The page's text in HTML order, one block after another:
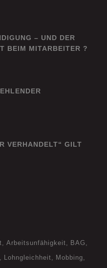
– UND DER
BEIM MITARBEITER ?
VERHANDELT“ GILT
Arbeitsunfähigkeit
BAG
Lohngleichheit
Mobbing